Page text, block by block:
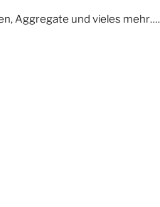
Aggregate und vieles mehr….